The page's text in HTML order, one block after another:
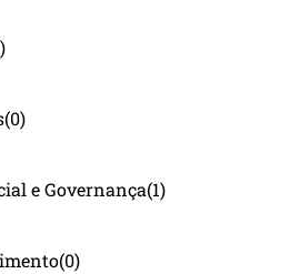
(0)
e Governança(1)
(0)